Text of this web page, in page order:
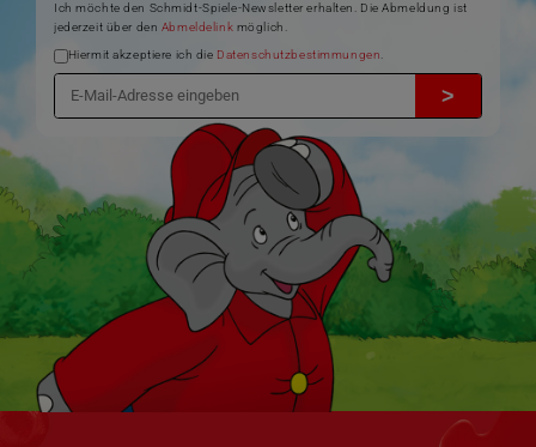
Ich möchte den Schmidt-Spiele-Newsletter erhalten. Die Abmeldung ist
jederzeit über den Abmeldelink möglich.
Hiermit akzeptiere ich die Datenschutzbestimmungen
>